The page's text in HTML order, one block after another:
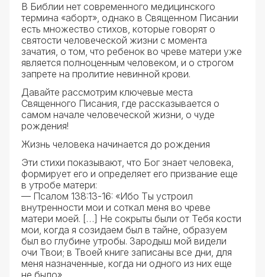
В Библии нет современного медицинского
термина «аборт», однако в Священном Писании
есть множество стихов, которые говорят о
святости человеческой жизни с момента
зачатия, о том, что ребенок во чреве матери уже
является полноценным человеком, и о строгом
запрете на пролитие невинной крови.
Давайте рассмотрим ключевые места
Священного Писания, где рассказывается о
самом начале человеческой жизни, о чуде
рождения!
Жизнь человека начинается до рождения
Эти стихи показывают, что Бог знает человека,
формирует его и определяет его призвание еще
в утробе матери:
— Псалом 138:13-16: «Ибо Ты устроил
внутренности мои и соткал меня во чреве
матери моей. […] Не сокрыты были от Тебя кости
мои, когда я созидаем был в тайне, образуем
был во глубине утробы. Зародыш мой видели
очи Твои; в Твоей книге записаны все дни, для
меня назначенные, когда ни одного из них еще
не было».